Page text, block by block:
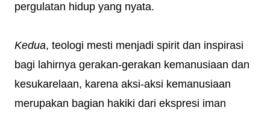
pergulatan hidup yang nyata.
Kedua, teologi mesti menjadi spirit dan inspirasi
bagi lahirnya gerakan-gerakan kemanusiaan dan
kesukarelaan, karena aksi-aksi kemanusiaan
merupakan bagian hakiki dari ekspresi iman